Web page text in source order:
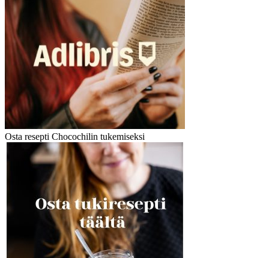
Osta resepti Chocochilin tukemiseksi